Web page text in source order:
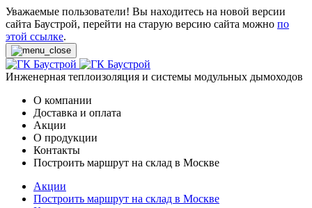
Уважаемые пользователи! Вы находитесь на новой версии
сайта Баустрой, перейти на старую версию сайта можно по
этой ссылке.
Инженерная теплоизоляция и системы модульных дымоходов
О компании
Доставка и оплата
Акции
О продукции
Контакты
Построить маршрут на склад в Москве
Акции
Построить маршрут на склад в Москве